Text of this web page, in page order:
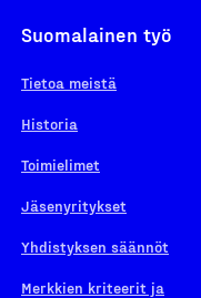
Suomalainen työ
Tietoa meistä
Historia
Toimielimet
Jäsenyritykset
Yhdistyksen säännöt
Merkkien kriteerit ja